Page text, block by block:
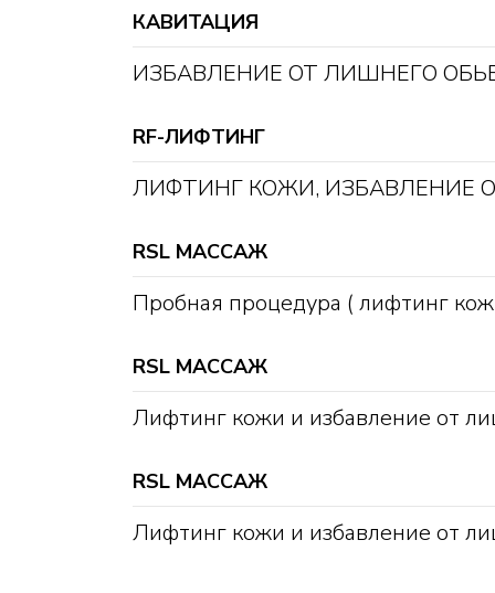
КАВИТАЦИЯ
ИЗБАВЛЕНИЕ ОТ ЛИШНЕГО
RF-ЛИФТИНГ
ЛИФТИНГ КОЖИ, ИЗБАВЛЕНИЕ
RSL МАССАЖ
Пробная процедура ( лифтинг
RSL МАССАЖ
Лифтинг кожи и избавление от
RSL МАССАЖ
Лифтинг кожи и избавление от